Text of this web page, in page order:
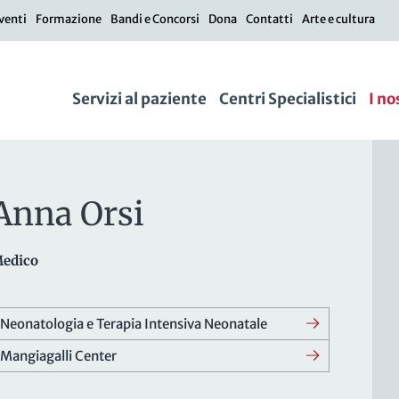
Formazione Bandi e Concorsi Dona Contatti Arte e cultura
Servizi al paziente Centri Specialistici I
Orsi
Neonatologia e Terapia Intensiva Neonatale
Mangiagalli Center